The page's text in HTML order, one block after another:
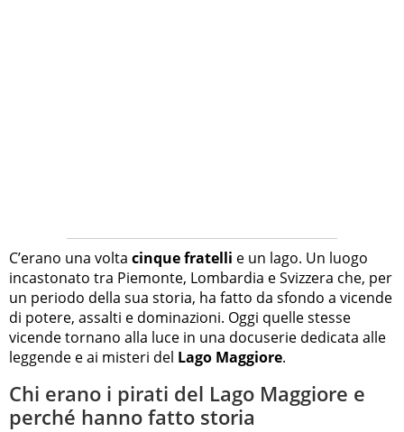
C’erano una volta cinque fratelli e un lago. Un luogo
incastonato tra Piemonte, Lombardia e Svizzera che, per
un periodo della sua storia, ha fatto da sfondo a vicende
di potere, assalti e dominazioni. Oggi quelle stesse
vicende tornano alla luce in una docuserie dedicata alle
leggende e ai misteri del Lago Maggiore.
Chi erano i pirati del Lago Maggiore e
perché hanno fatto storia